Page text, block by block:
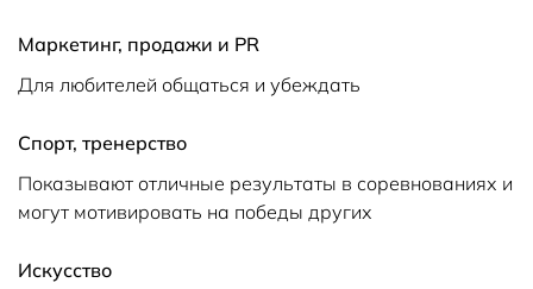
Маркетинг, продажи и PR
Для любителей общаться и убеждать
Спорт, тренерство
Показывают отличные результаты в соревнованиях и
могут мотивировать на победы других
Искусство